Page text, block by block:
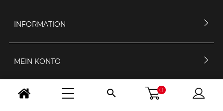
INFORMATION
MEIN KONTO
KONTAKTIERE UNS  0